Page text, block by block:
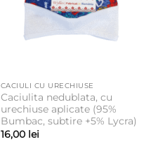
CACIULI CU URECHIUSE
Caciulita nedublata, cu
urechiuse aplicate (95%
Bumbac, subtire +5% Lycra)
16,00 lei